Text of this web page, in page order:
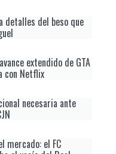
detalles del beso que
extendido de GTA
con Netflix
necesaria ante
mercado: el FC